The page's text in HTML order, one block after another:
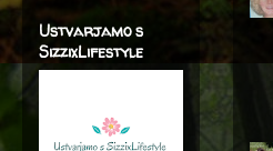
Ustvarjamo s
SizzixLifestyle